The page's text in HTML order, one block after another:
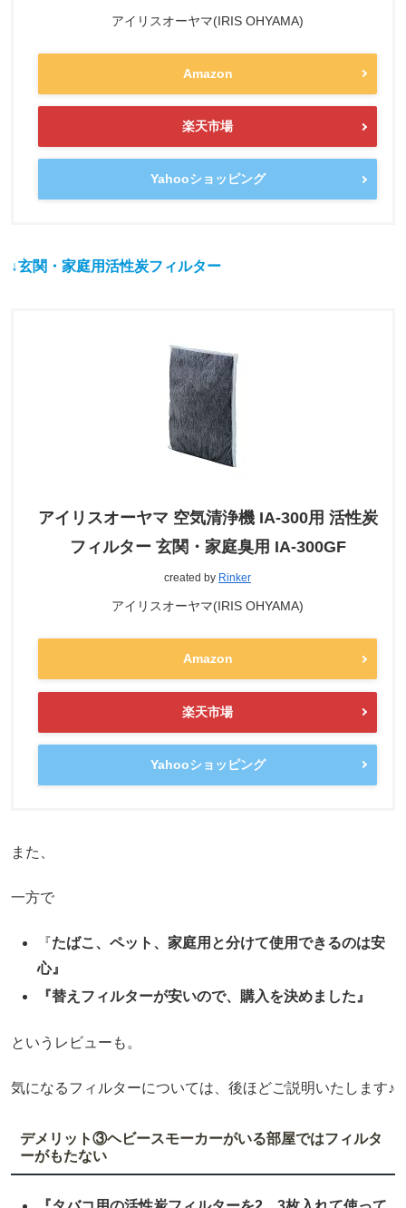
アイリスオーヤマ(IRIS OHYAMA)
Amazon
楽天市場
Yahooショッピング
↓玄関・家庭用活性炭フィルター
アイリスオーヤマ 空気清浄機 IA-300用 活性炭
フィルター 玄関・家庭臭用 IA-300GF
created by Rinker
アイリスオーヤマ(IRIS OHYAMA)
Amazon
楽天市場
Yahooショッピング
また、
一方で
『たばこ、ペット、家庭用と分けて使用できるのは安
心』
『替えフィルターが安いので、購入を決めました』
というレビューも。
気になるフィルターについては、後ほどご説明いたします♪
デメリット③ヘビースモーカーがいる部屋ではフィルタ
ーがもたない